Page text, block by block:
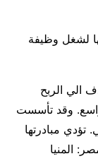
لشغل وظيفة
الي الربح
وقد تأسست
تؤدي مبادرتها
المنيا